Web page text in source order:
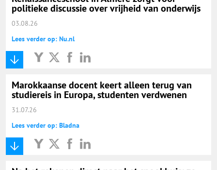
politieke discussie over vrijheid van onderwijs
03.08.26
Lees verder op: Nu.nl
Marokkaanse docent keert alleen terug van
studiereis in Europa, studenten verdwenen
31.07.26
Lees verder op: Bladna